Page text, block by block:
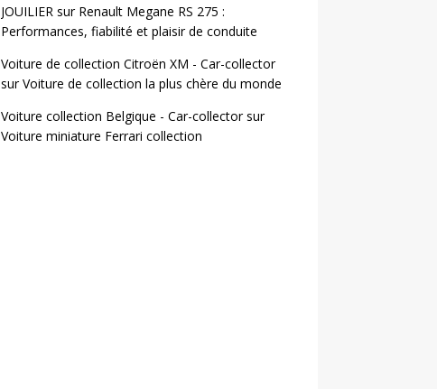
JOUILIERsur Renault Megane RS 275 :
Performances, fiabilité et plaisir de conduite
Voiture de collection Citroën XM - Car-collector
surVoiture de collection la plus chère du monde
Voiture collection Belgique - Car-collectorsur
Voiture miniature Ferrari collection